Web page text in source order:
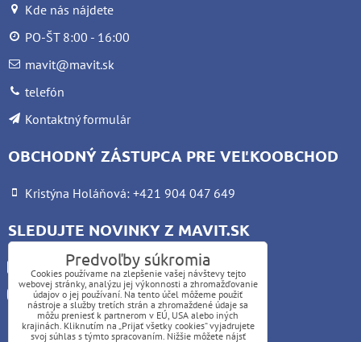
Kde nás nájdete
PO-ŠT 8:00 - 16:00
mavit@mavit.sk
telefón
Kontaktný formulár
OBCHODNÝ ZÁSTUPCA PRE VEĽKOOBCHOD
Kristýna Holáňová: +421 904 047 649
SLEDUJTE NOVINKY Z MAVIT.SK
Facebook
Instagram
UPOZORNENIE:
Predvoľby súkromia
Cookies používame na zlepšenie vašej návštevy tejto
webovej stránky, analýzu jej výkonnosti a zhromažďovanie
údajov o jej používaní. Na tento účel môžeme použiť
nástroje a služby tretích strán a zhromaždené údaje sa
môžu preniesť k partnerom v EÚ, USA alebo iných
krajinách. Kliknutím na „Prijať všetky cookies“ vyjadrujete
svoj súhlas s týmto spracovaním. Nižšie môžete nájsť